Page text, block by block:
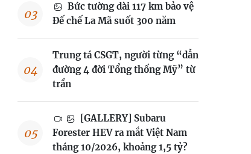
Bức tường dài 117 km bảo vệ
Đế chế La Mã suốt 300 năm
Trung tá CSGT, người từng “dẫn
đường 4 đời Tổng thống Mỹ” từ
trần
[GALLERY] Subaru
Forester HEV ra mắt Việt Nam
tháng 10/2026, khoảng 1,5 tỷ?